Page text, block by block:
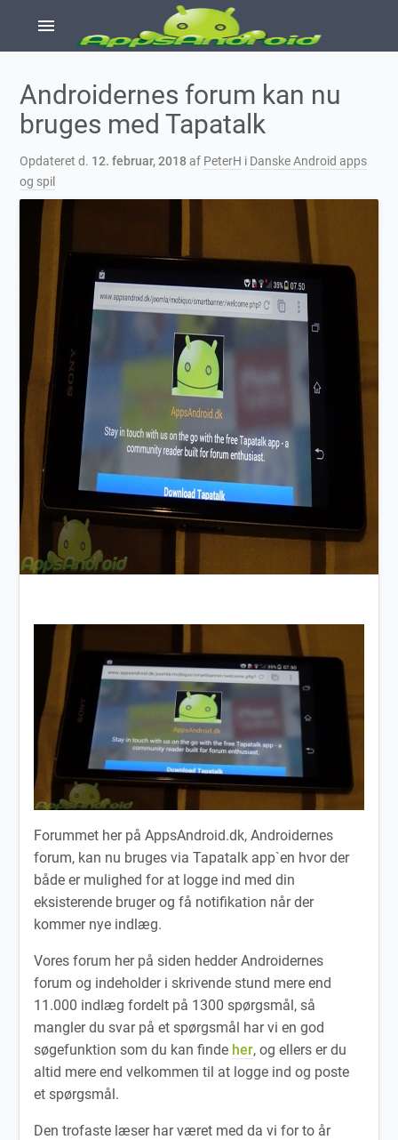
menu
Androidernes forum kan nu
bruges med Tapatalk
Opdateret d. 12. februar, 2018 af PeterH i Danske Android apps
og spil
Forummet her på AppsAndroid.dk, Androidernes
forum, kan nu bruges via Tapatalk app`en hvor der
både er mulighed for at logge ind med din
eksisterende bruger og få notifikation når der
kommer nye indlæg.
Vores forum her på siden hedder Androidernes
forum og indeholder i skrivende stund mere end
11.000 indlæg fordelt på 1300 spørgsmål, så
mangler du svar på et spørgsmål har vi en god
søgefunktion som du kan finde her, og ellers er du
altid mere end velkommen til at logge ind og poste
et spørgsmål.
Den trofaste læser har været med da vi for to år